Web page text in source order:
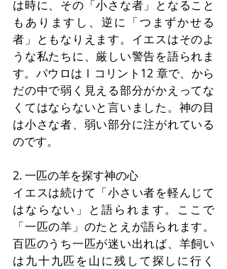
は時に、その「小さな者」となること
もありますし、逆に「つまずかせる
者」ともなりえます。イエスはそのよ
うな私たちに、厳しい警告を語られま
す。パウロはⅠコリント12 章で、から
だの中で弱く見える部分がかえってな
くてはならないと言いました。神の目
は小さな者、弱い部分に注がれている
のです。
2. 一匹の羊を探す神の心
イエスは続けて「小さい者を軽んじて
はならない」と語られます。ここで
「一匹の羊」のたとえが語られます。
百匹のうち一匹が迷い出れば、羊飼い
は九十九匹を山に残して探しに行く